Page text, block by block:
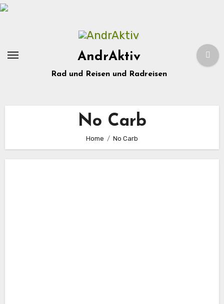
Zum
AndrAktiv
Rad und Reisen und Radreisen
No Carb
Home No Carb